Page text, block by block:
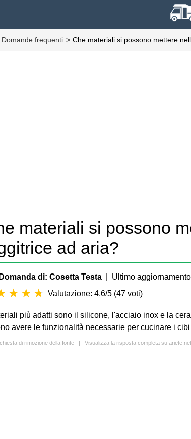
Domande frequenti Che materiali si possono mettere
materiali si possono
ad aria?
Domanda di: Cosetta Testa | Ultimo
Valutazione: 4.6/5 (47 voti)
più adatti sono il silicone, l'acciaio inox e la
avere le funzionalità necessarie per cucinare i
di rimozione della fonte | Visualizza la risposta completa su ariete.net